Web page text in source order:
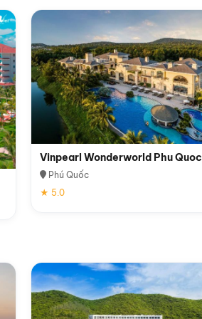
Vinpearl Wonderworld Phu Quoc
Phú Quốc
★ 5.0